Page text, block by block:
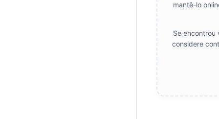
mantê-lo
Se encontrou
considere